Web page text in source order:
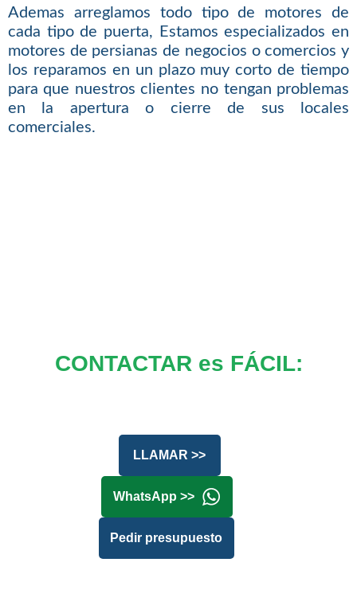
Ademas arreglamos todo tipo de motores de
cada tipo de puerta, Estamos especializados en
motores de persianas de negocios o comercios y
los reparamos en un plazo muy corto de tiempo
para que nuestros clientes no tengan problemas
en la apertura o cierre de sus locales
comerciales.
CONTACTAR es FÁCIL:
LLAMAR >>
WhatsApp >>
Pedir presupuesto